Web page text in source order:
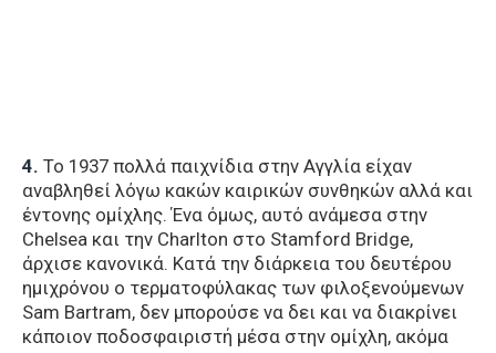
4. Το 1937 πολλά παιχνίδια στην Αγγλία είχαν
αναβληθεί λόγω κακών καιρικών συνθηκών αλλά και
έντονης ομίχλης. Ένα όμως, αυτό ανάμεσα στην
Chelsea και την Charlton στο Stamford Bridge,
άρχισε κανονικά. Κατά την διάρκεια του δευτέρου
ημιχρόνου ο τερματοφύλακας των φιλοξενούμενων
Sam Bartram, δεν μπορούσε να δει και να διακρίνει
κάποιον ποδοσφαιριστή μέσα στην ομίχλη, ακόμα